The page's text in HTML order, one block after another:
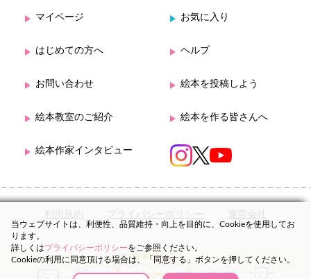
マイページ お気に入り
はじめての方へ ヘルプ
お問い合わせ 絵本を投稿しよう
絵本教室のご紹介 絵本を作る皆さんへ
絵本作家インタビュー
利用規約 プライバシーポリシー 運営会社
当ウェブサイトは、利便性、品質維持・向上を目的に、Cookieを使用してお
ります。
詳しくはプライバシーポリシーをご参照ください。
Cookieの利用に同意頂ける場合は、「同意する」ボタンを押してください。